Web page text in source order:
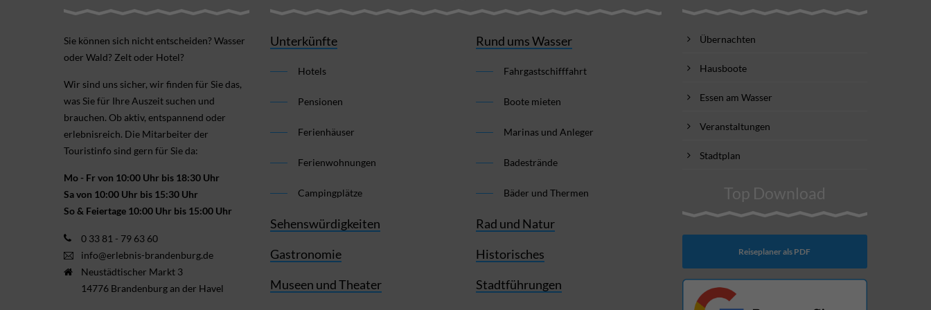
Sie können sich nicht ent­scheiden? Wasser
oder Wald? Zelt oder Hotel?
Wir sind uns sicher, wir finden für Sie das,
was Sie für Ihre Aus­zeit suchen und
brauchen. Ob aktiv, ent­spannend oder
erlebnis­reich. Die Mitarbeiter der
Touristinfo sind gern für Sie da:
Mo - Fr von 10:00 Uhr bis 18:30 Uhr
Sa von 10:00 Uhr bis 15:30 Uhr
So & Feiertage 10:00 Uhr bis 15:00 Uhr
0 33 81 - 79 63 60
info@erlebnis-brandenburg.de
Neustädtischer Markt 3
14776 Brandenburg an der Havel
Unterkünfte
Hotels
Pensionen
Ferienhäuser
Ferienwohnungen
Campingplätze
Sehenswürdigkeiten
Gastronomie
Museen und Theater
Rund ums Wasser
Fahrgastschifffahrt
Boote mieten
Marinas und Anleger
Badestrände
Bäder und Thermen
Rad und Natur
Historisches
Stadtführungen
Übernachten
Hausboote
Essen am Wasser
Veranstaltungen
Stadtplan
Top Download
Reiseplaner als PDF